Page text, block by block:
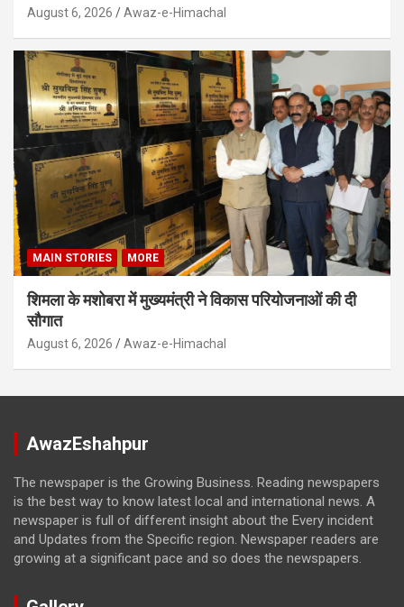
August 6, 2026 Awaz-e-Himachal
MAIN STORIES MORE
शिमला के मशोबरा में मुख्यमंत्री ने विकास परियोजनाओं की दी
सौगात
August 6, 2026 Awaz-e-Himachal
AwazEshahpur
The newspaper is the Growing Business. Reading newspapers
is the best way to know latest local and international news. A
newspaper is full of different insight about the Every incident
and Updates from the Specific region. Newspaper readers are
growing at a significant pace and so does the newspapers.